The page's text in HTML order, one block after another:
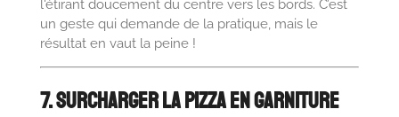
l'étirant doucement du centre vers les bords. C’est
un geste qui demande de la pratique, mais le
résultat en vaut la peine !
7. Surcharger la Pizza en Garniture